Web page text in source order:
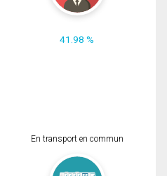
41.98 %
En transport en commun